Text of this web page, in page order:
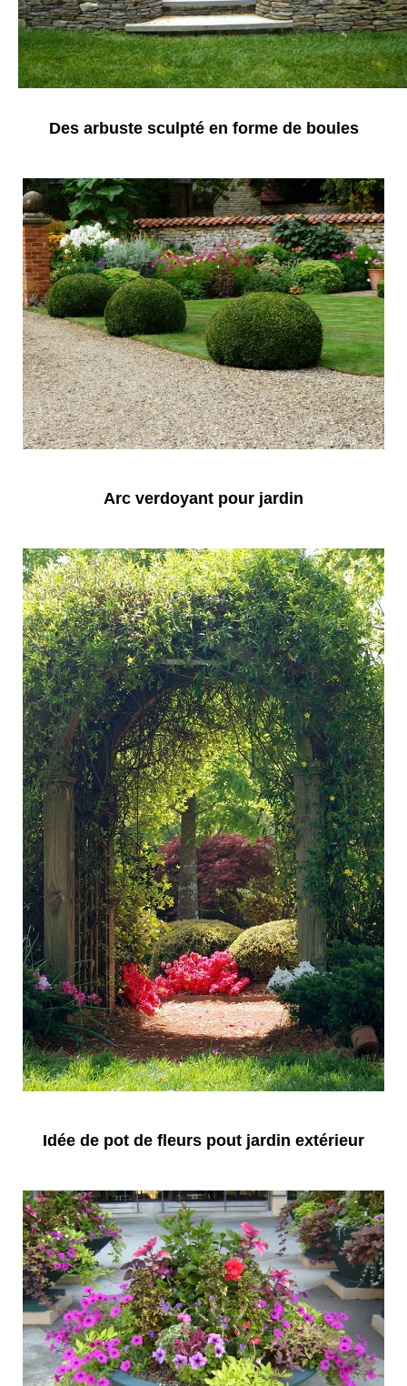
Des arbuste sculpté en forme de boules
Arc verdoyant pour jardin
Idée de pot de fleurs pout jardin extérieur